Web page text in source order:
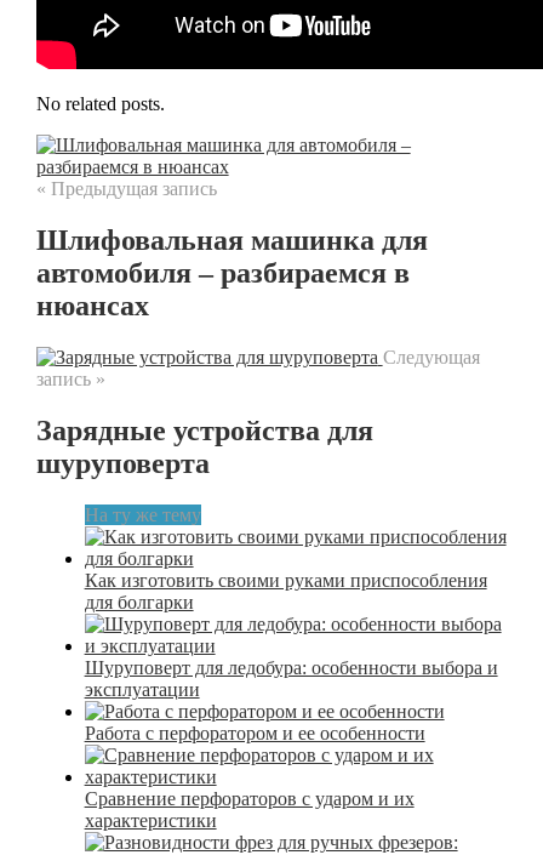
No related posts.
« Предыдущая запись
Шлифовальная машинка для
автомобиля – разбираемся в
нюансах
Следующая
запись »
Зарядные устройства для
шуруповерта
На ту же тему
Как изготовить своими руками приспособления
для болгарки
Шуруповерт для ледобура: особенности выбора и
эксплуатации
Работа с перфоратором и ее особенности
Сравнение перфораторов с ударом и их
характеристики